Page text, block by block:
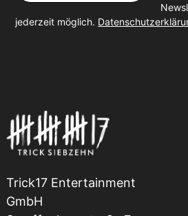
jederzeit möglich.
Trick17 Entertainment
GmbH